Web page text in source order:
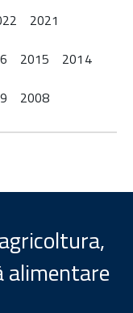
2021
2015
2014
2008
alimentare